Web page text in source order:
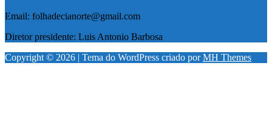
Email: folhadecianorte@gmail.com
Diretor presidente: Luis Antonio Barbosa
Copyright © 2026 | Tema do WordPress criado porMH Themes